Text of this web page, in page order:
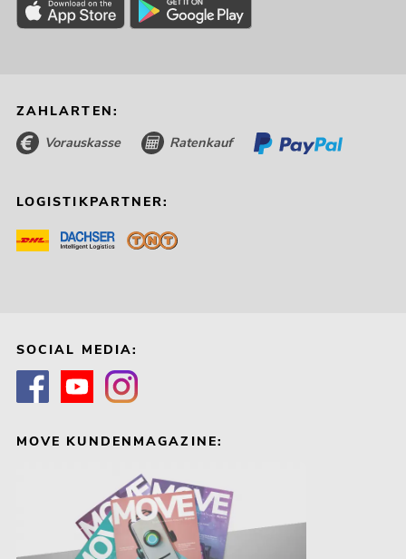
ZAHLARTEN:
Vorauskasse Ratenkauf
LOGISTIKPARTNER:
SOCIAL MEDIA:
MOVE KUNDENMAGAZINE: